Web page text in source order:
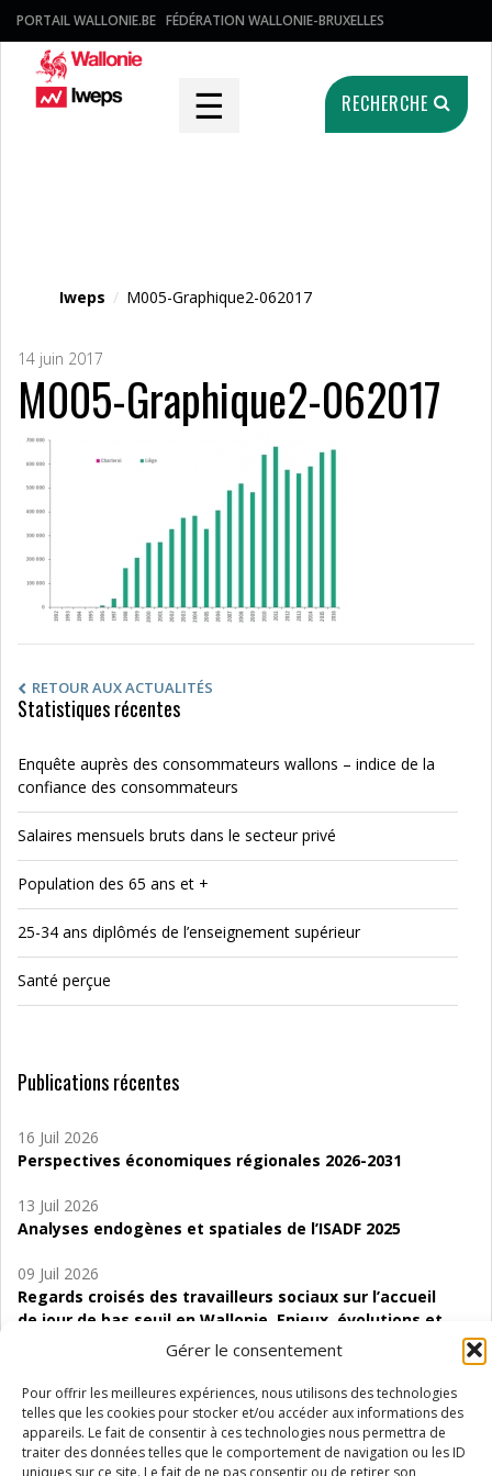
Gérer le consentement
Pour offrir les meilleures expériences, nous utilisons des technologies
telles que les cookies pour stocker et/ou accéder aux informations des
appareils. Le fait de consentir à ces technologies nous permettra de
traiter des données telles que le comportement de navigation ou les ID
uniques sur ce site. Le fait de ne pas consentir ou de retirer son
PORTAIL WALLONIE.BE FÉDÉRATION WALLONIE-BRUXELLES
☰ RECHERCHE
Iweps / M005-Graphique2-062017
14 juin 2017
M005-Graphique2-062017
RETOUR AUX ACTUALITÉS
Statistiques récentes
Enquête auprès des consommateurs wallons – indice de la
confiance des consommateurs
Salaires mensuels bruts dans le secteur privé
Population des 65 ans et +
25-34 ans diplômés de l’enseignement supérieur
Santé perçue
Publications récentes
16 Juil 2026
Perspectives économiques régionales 2026-2031
13 Juil 2026
Analyses endogènes et spatiales de l’ISADF 2025
09 Juil 2026
Regards croisés des travailleurs sociaux sur l’accueil
de jour de bas seuil en Wallonie. Enjeux, évolutions et
06 Juil 2026
Étude d’évaluabilité des Structures
d’accompagnement à l’autocréation d’emploi (SAACE)